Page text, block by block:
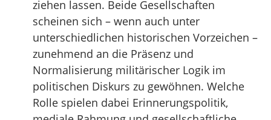
ziehen lassen. Beide Gesellschaften
scheinen sich – wenn auch unter
unterschiedlichen historischen Vorzeichen –
zunehmend an die Präsenz und
Normalisierung militärischer Logik im
politischen Diskurs zu gewöhnen. Welche
Rolle spielen dabei Erinnerungspolitik,